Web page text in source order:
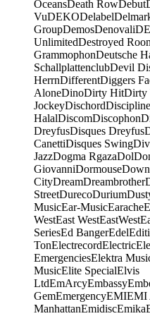
OceansDeath RowDebut
VuDEKODelabel
GroupDemosDenovali
UnlimitedDestroyed
GrammophonDeutsche
SchallplattenclubDevil
HerrnDifferentDiggers
AloneDinoDirty HitDirty
JockeyDischord
HalalDiscomDiscophon
DreyfusDisques Dreyfus
CanettiDisques Swing
JazzDogma RgazaDol
GiovanniDormouse
CityDreamDreambrother
StreetDurecoDurium
MusicEar-MusicEarache
WestEast WestEastWest
SeriesEd BangerEdel
TonElectrecordElectric
EmergenciesElektra
MusicElite SpecialElvis
LtdEmArcyEmbassy
GemEmergencyEMIEMI
ManhattanEmidiscEmika